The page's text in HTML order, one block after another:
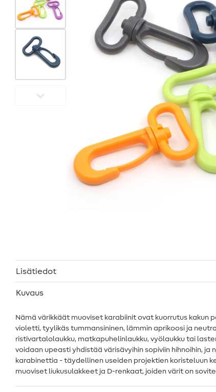
Lisätiedot
Kuvaus
Nämä värikkäät muoviset karabiinit ovat kuorrutus kakun
violetti, tyylikäs tummansininen, lämmin aprikoosi ja
ristivartalolaukku, matkapuhelinlaukku, vyölaukku tai
voidaan upeasti yhdistää värisävyihin sopiviin hihnoihin,
karabinettia - täydellinen useiden projektien koristeluun
muoviset liukusulakkeet ja D-renkaat, joiden värit on